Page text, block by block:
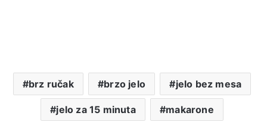
brz ručak brzo jelo jelo bez mesa
jelo za 15 minuta makarone